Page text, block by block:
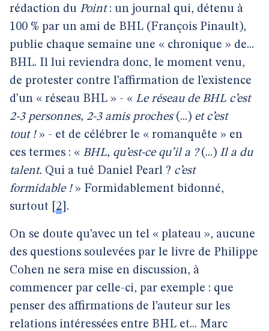
rédaction du Point: un journal qui, détenu à
100 % par un ami de BHL (François Pinault),
publie chaque semaine une « chronique » de...
BHL. Il lui reviendra donc, le moment venu,
de protester contre l’affirmation de l’existence
d’un « réseau BHL » - « Le réseau de BHL c’est
2-3 personnes, 2-3 amis proches(...) et c’est
tout !» - et de célébrer le « romanquête » en
ces termes : « BHL, qu’est-ce qu’il a ?(...) Il a du
talent. Qui a tué Daniel Pearl ? c’est
formidable !» Formidablement bidonné,
surtout 2 .
On se doute qu’avec un tel « plateau », aucune
des questions soulevées par le livre de Philippe
Cohen ne sera mise en discussion, à
commencer par celle-ci, par exemple : que
penser des affirmations de l’auteur sur les
relations intéressées entre BHL et... Marc